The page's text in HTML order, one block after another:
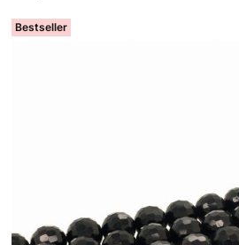
Bestseller